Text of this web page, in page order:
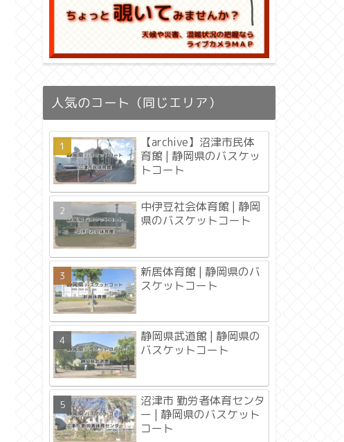
人気のコート（同じエリア）
【archive】沼津市民体
育館 | 静岡県のバスケッ
トコート
中伊豆社会体育館 | 静岡
県のバスケットコート
新居体育館 | 静岡県のバ
スケットコート
静岡県武道館 | 静岡県の
バスケットコート
沼津市 勤労者体育センタ
ー | 静岡県のバスケット
コート